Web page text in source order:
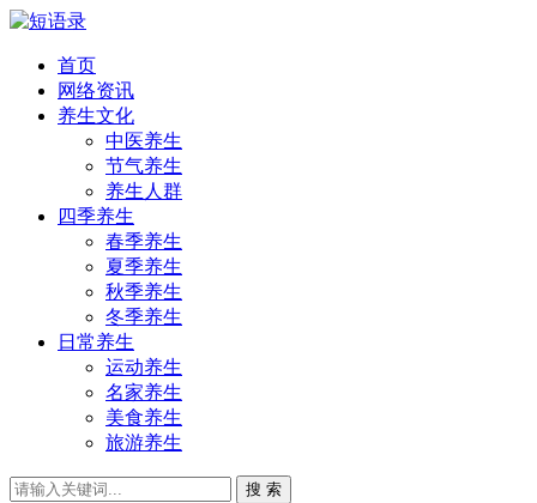
首页
网络资讯
养生文化
中医养生
节气养生
养生人群
四季养生
春季养生
夏季养生
秋季养生
冬季养生
日常养生
运动养生
名家养生
美食养生
旅游养生
搜 索